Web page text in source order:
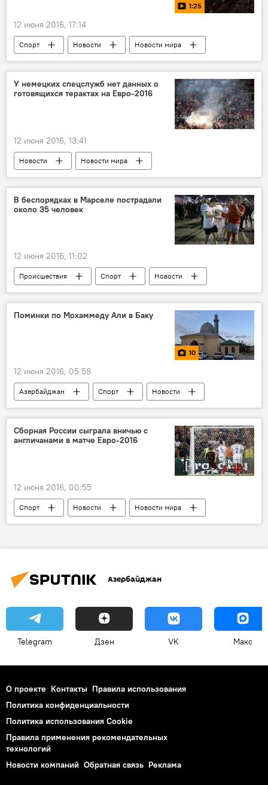
1:25
12 июня 2016, 17:14
Спорт Новости
Новости мира
МУЛЬТИМЕДИА
Россия
Видео
ЖИЗНЬ
У немецких спецслужб нет данных о
готовящихся терактах на Евро-2016
12 июня 2016, 13:41
Новости Новости мира
В беспорядках в Марселе пострадали
около 35 человек
12 июня 2016, 11:02
Происшествия Спорт
Новости
Новости мира
ЖИЗНЬ
Поминки по Мохаммеду Али в Баку
10
12 июня 2016, 05:58
Азербайджан Спорт
Новости
Фото
МУЛЬТИМЕДИА
ЖИЗНЬ
Баку
Бузовна
Мохаммед Али
Бокс
Поминки
Сборная России сыграла вничью с
англичанами в матче Евро-2016
12 июня 2016, 00:55
Спорт Новости
Новости мира
ЖИЗНЬ
Азербайджан
Telegram Дзен VK Макс
О проекте Контакты Правила использования
Политика конфиденциальности
Политика использования Cookie
Правила применения рекомендательных
технологий
Новости компаний Обратная связь Реклама